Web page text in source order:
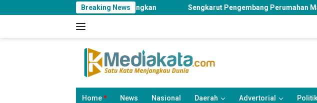
ke
Breaking NewsSengkarut Pengembang Perumahan Manipulasi Fasum,
Home News Nasional Daerah Advertorial Politik